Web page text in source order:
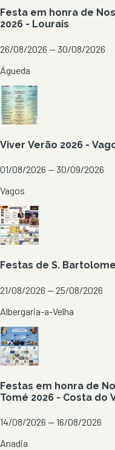
Festa em honra de
2026 - Lourais
26/08/2026 — 30/08/2026
Águeda
Viver Verão 2026 -
01/08/2026 — 30/09/2026
Vagos
Festas de S.
21/08/2026 — 25/08/2026
Albergaria-a-Velha
Festas em honra de
Tomé 2026 - Costa do
14/08/2026 — 16/08/2026
Anadia